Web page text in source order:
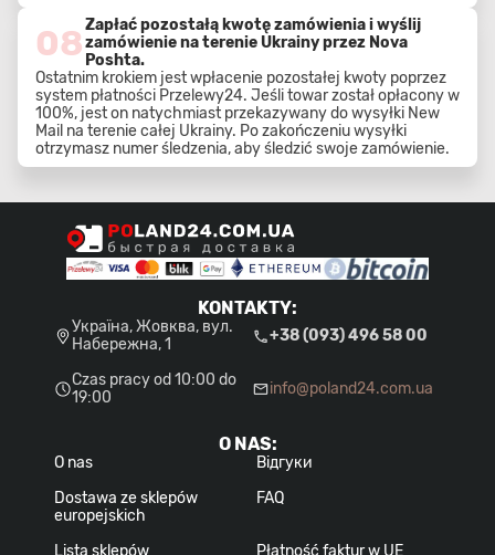
08Zapłać pozostałą kwotę zamówienia i wyślij
zamówienie na terenie Ukrainy przez Nova
Poshta.
Ostatnim krokiem jest wpłacenie pozostałej kwoty poprzez
system płatności Przelewy24. Jeśli towar został opłacony w
100%, jest on natychmiast przekazywany do wysyłki New
Mail na terenie całej Ukrainy. Po zakończeniu wysyłki
otrzymasz numer śledzenia, aby śledzić swoje zamówienie.
O NAS:
O nas
Dostawa ze sklepów
europejskich
Відгуки
FAQ
KONTAKTY:
Україна, Жовква, вул.
Набережна, 1
Czas pracy od 10:00 do
19:00
+38 (093) 496 58 00
info@poland24.com.ua